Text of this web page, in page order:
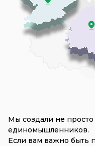
Мы создали не
единомышленников.
Если вам важно быть